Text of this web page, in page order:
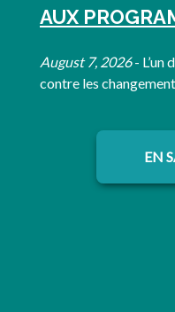
AUX
s’ouvre dans un
August 7, 2026-
contre les
EN